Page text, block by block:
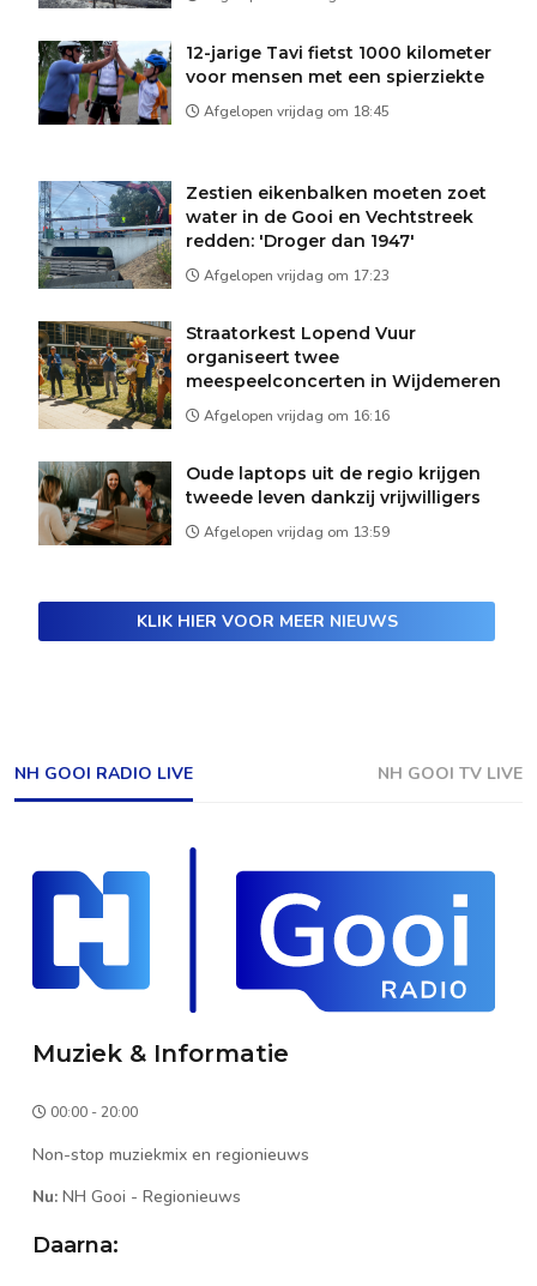
12-jarige Tavi fietst 1000 kilometer
voor mensen met een spierziekte
Afgelopen vrijdag om 18:45
Zestien eikenbalken moeten zoet
water in de Gooi en Vechtstreek
redden: 'Droger dan 1947'
Afgelopen vrijdag om 17:23
Straatorkest Lopend Vuur
organiseert twee
meespeelconcerten in Wijdemeren
Afgelopen vrijdag om 16:16
Oude laptops uit de regio krijgen
tweede leven dankzij vrijwilligers
Afgelopen vrijdag om 13:59
KLIK HIER VOOR MEER NIEUWS
NH GOOI RADIO LIVE NH GOOI TV LIVE
Muziek & Informatie
00:00 - 20:00
Non-stop muziekmix en regionieuws
Nu: NH Gooi - Regionieuws
Daarna: